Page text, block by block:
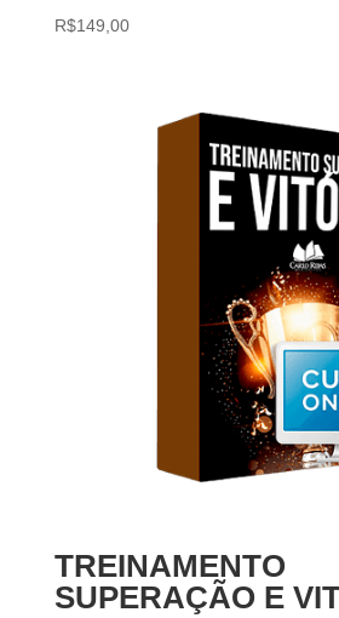
R$149,00
TREINAMENTO
SUPERAÇÃO E